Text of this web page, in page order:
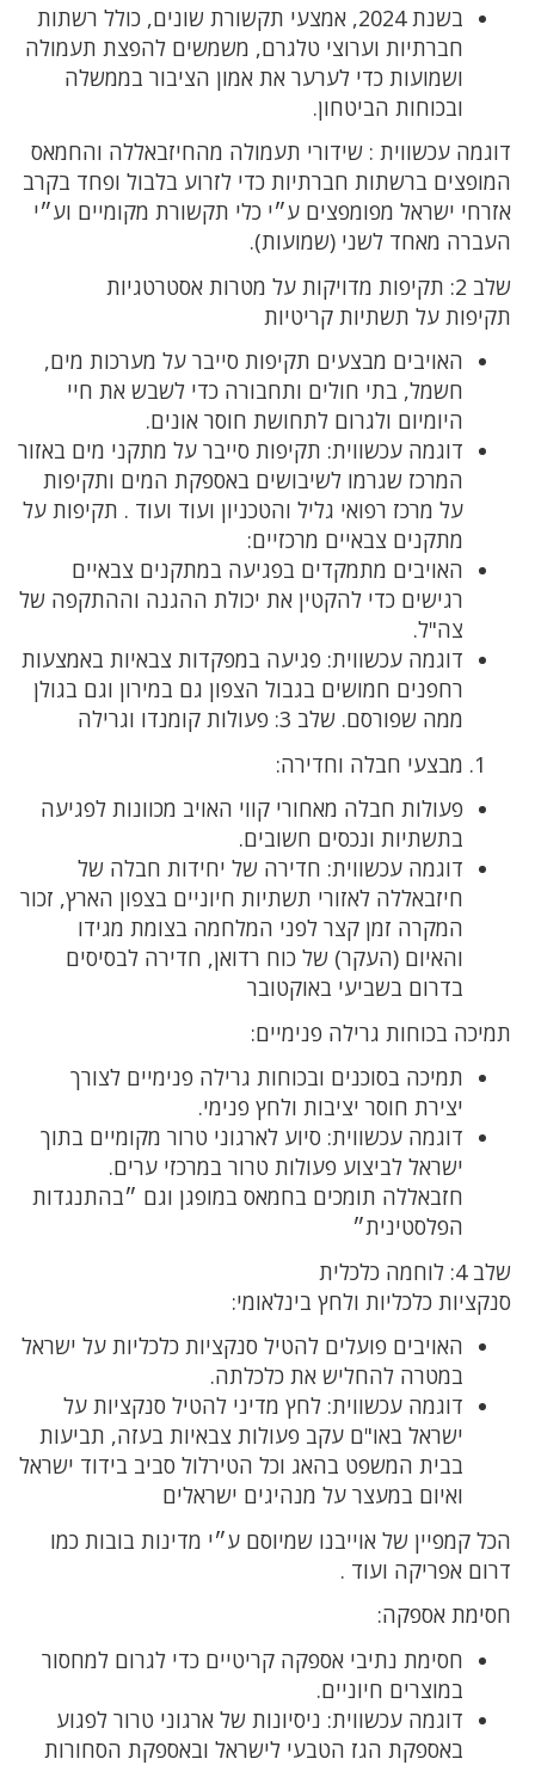
בשנת 2024, אמצעי תקשורת שונים, כולל רשתות
חברתיות וערוצי טלגרם, משמשים להפצת תעמולה
ושמועות כדי לערער את אמון הציבור בממשלה
ובכוחות הביטחון.
דוגמה עכשווית : שידורי תעמולה מהחיזבאללה והחמאס
המופצים ברשתות חברתיות כדי לזרוע בלבול ופחד בקרב
אזרחי ישראל מפומפצים ע״י כלי תקשורת מקומיים וע״י
העברה מאחד לשני (שמועות).
שלב 2: תקיפות מדויקות על מטרות אסטרטגיות
תקיפות על תשתיות קריטיות
האויבים מבצעים תקיפות סייבר על מערכות מים,
חשמל, בתי חולים ותחבורה כדי לשבש את חיי
היומיום ולגרום לתחושת חוסר אונים.
דוגמה עכשווית: תקיפות סייבר על מתקני מים באזור
המרכז שגרמו לשיבושים באספקת המים ותקיפות
על מרכז רפואי גליל והטכניון ועוד ועוד . תקיפות על
מתקנים צבאיים מרכזיים:
האויבים מתמקדים בפגיעה במתקנים צבאיים
רגישים כדי להקטין את יכולת ההגנה וההתקפה של
צה"ל.
דוגמה עכשווית: פגיעה במפקדות צבאיות באמצעות
רחפנים חמושים בגבול הצפון גם במירון וגם בגולן
ממה שפורסם. שלב 3: פעולות קומנדו וגרילה
מבצעי חבלה וחדירה:
פעולות חבלה מאחורי קווי האויב מכוונות לפגיעה
בתשתיות ונכסים חשובים.
דוגמה עכשווית: חדירה של יחידות חבלה של
חיזבאללה לאזורי תשתיות חיוניים בצפון הארץ, זכור
המקרה זמן קצר לפני המלחמה בצומת מגידו
והאיום (העקר) של כוח רדואן, חדירה לבסיסים
בדרום בשביעי באוקטובר
תמיכה בכוחות גרילה פנימיים:
תמיכה בסוכנים ובכוחות גרילה פנימיים לצורך
יצירת חוסר יציבות ולחץ פנימי.
דוגמה עכשווית: סיוע לארגוני טרור מקומיים בתוך
ישראל לביצוע פעולות טרור במרכזי ערים.
חזבאללה תומכים בחמאס במופגן וגם ״בהתנגדות
הפלסטינית״
שלב 4: לוחמה כלכלית
סנקציות כלכליות ולחץ בינלאומי:
האויבים פועלים להטיל סנקציות כלכליות על ישראל
במטרה להחליש את כלכלתה.
דוגמה עכשווית: לחץ מדיני להטיל סנקציות על
ישראל באו"ם עקב פעולות צבאיות בעזה, תביעות
בבית המשפט בהאג וכל הטירלול סביב בידוד ישראל
ואיום במעצר על מנהיגים ישראלים
הכל קמפיין של אוייבנו שמיוסם ע״י מדינות בובות כמו
דרום אפריקה ועוד .
חסימת אספקה:
חסימת נתיבי אספקה קריטיים כדי לגרום למחסור
במוצרים חיוניים.
דוגמה עכשווית: ניסיונות של ארגוני טרור לפגוע
באספקת הגז הטבעי לישראל ובאספקת הסחורות